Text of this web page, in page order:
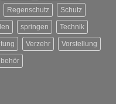
Regenschutz Schutz
springen Technik
Verzehr Vorstellung